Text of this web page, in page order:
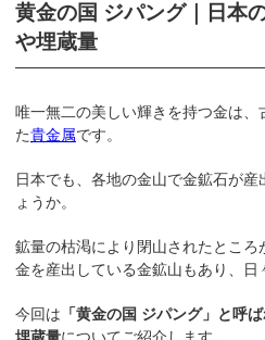
取扱いカテゴリ
よくある質問
査定方法
お役立ち情報
黄金の国 ジパング｜日本
や埋蔵量
唯一無二の美しい輝きを持つ金は、
た貴金属です。
日本でも、各地の金山で金鉱石が
ょうか。
鉱量の枯渇により閉山されたとこ
金を産出している金鉱山もあり、日
今回は 「黄金の国 ジパング」と呼